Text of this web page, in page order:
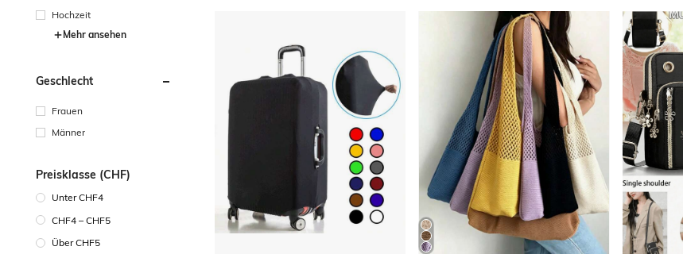
Hochzeit
Mehr ansehen
Geschlecht
Frauen
Männer
Preisklasse (CHF)
Unter CHF4
CHF4 – CHF5
Über CHF5